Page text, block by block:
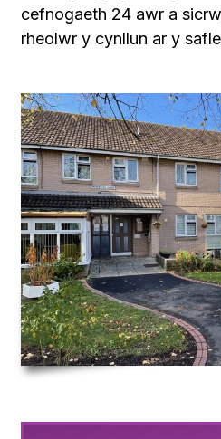
cefnogaeth 24 awr a
rheolwr y cynllun ar y